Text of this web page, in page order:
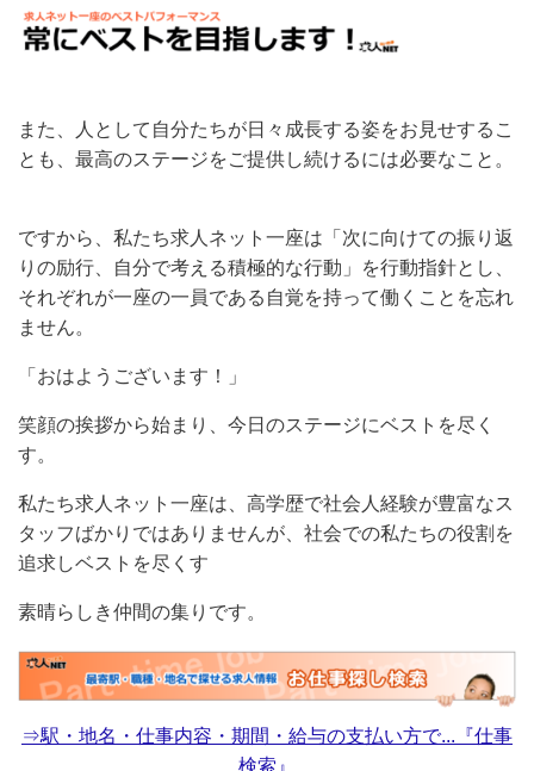
また、人として自分たちが日々成長する姿をお見せするこ
とも、最高のステージをご提供し続けるには必要なこと。
ですから、私たち求人ネット一座は「次に向けての振り返
りの励行、自分で考える積極的な行動」を行動指針とし、
それぞれが一座の一員である自覚を持って働くことを忘れ
ません。
「おはようございます！」
笑顔の挨拶から始まり、今日のステージにベストを尽く
す。
私たち求人ネット一座は、高学歴で社会人経験が豊富なス
タッフばかりではありませんが、社会での私たちの役割を
追求しベストを尽くす
素晴らしき仲間の集りです。
⇒駅・地名・仕事内容・期間・給与の支払い方で...『仕事
検索』